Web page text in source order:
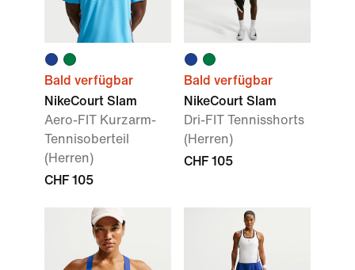
Bald verfügbar
NikeCourt Slam
Aero-FIT Kurzarm-
Tennisoberteil
(Herren)
CHF 105
Bald verfügbar
NikeCourt Slam
Dri-FIT Tennisshorts
(Herren)
CHF 105